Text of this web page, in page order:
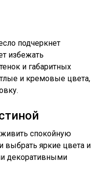
подчеркнет
избежать
и габаритных
и кремовые цвета,
спокойную
выбрать яркие цвета и
декоративными